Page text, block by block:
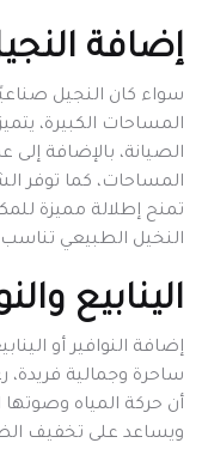
إضافة
سواء كان النجيل
المساحات الكبيرة،
الصيانة، بالإضافة
المساحات، كما توفر
تمنح إطلالة مميزة
النخيل الطبيعي تناسب
الينابيع
إضافة النوافير أو
ساحرة وجمالية فريدة،
أن حركة المياه وصوتها
ويساعد على تخفيف